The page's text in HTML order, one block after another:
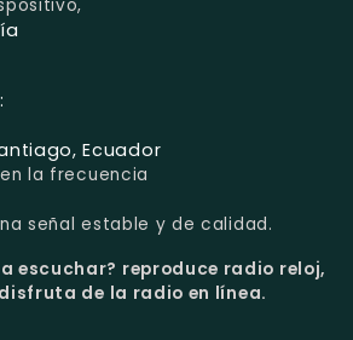
Ecuador
la frecuencia
señal estable y de calidad.
escuchar? reproduce radio reloj,
de la radio en línea.